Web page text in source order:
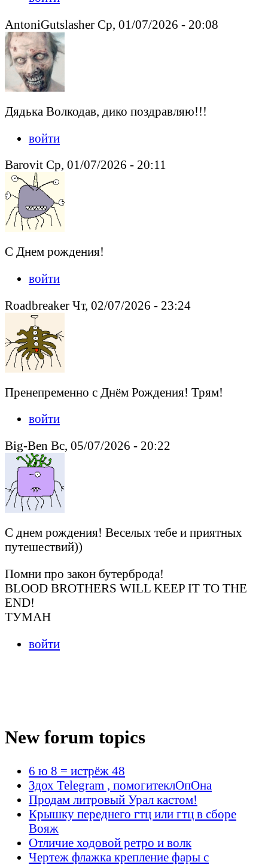
AntoniGutslasher Ср, 01/07/2026 - 20:08
Дядька Волкодав, дико поздравляю!!!
войти
Barovit Ср, 01/07/2026 - 20:11
С Днем рождения!
войти
Roadbreaker Чт, 02/07/2026 - 23:24
Пренепременно с Днём Рождения! Трям!
войти
Big-Ben Вс, 05/07/2026 - 20:22
С днем рождения! Веселых тебе и приятных
путешествий))
Помни про закон бутерброда!
BLOOD BROTHERS WILL KEEP IT TO THE
END!
ТУМАН
войти
New forum topics
6 ю 8 = истрёж 48
Здох Telegram , помогитеклОпОна
Продам литровый Урал кастом!
Крышку переднего гтц или гтц в сборе
Вояж
Отличие ходовой ретро и волк
Чертеж флажка крепление фары с